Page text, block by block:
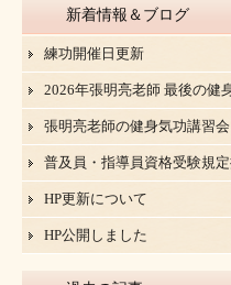
新着情報＆ブログ
練功開催日更新
2026年張明亮老師 最後の健
張明亮老師の健身気功講習会
普及員・指導員資格受験規
HP更新について
HP公開しました